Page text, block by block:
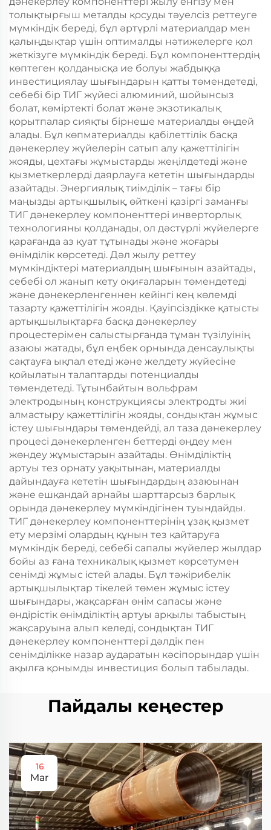
толықтырғыш металды қосуды тәуелсіз реттеуге
мүмкіндік береді, бұл әртүрлі материалдар мен
қалыңдықтар үшін оптималды нәтижелерге қол
жеткізуге мүмкіндік береді. Бұл компоненттердің
көптеген қолданысқа ие болуы жабдыққа
инвестициялау шығындарын қатты төмендетеді,
себебі бір ТИГ жүйесі алюминий, шойынсыз
болат, көміртекті болат және экзотикалық
қорытпалар сияқты бірнеше материалды өңдей
алады. Бұл көпматериалды қабілеттілік басқа
дәнекерлеу жүйелерін сатып алу қажеттілігін
жояды, цехтағы жұмыстарды жеңілдетеді және
қызметкерлерді даярлауға кететін шығындарды
азайтады. Энергиялық тиімділік – тағы бір
маңызды артықшылық, өйткені қазіргі заманғы
ТИГ дәнекерлеу компоненттері инверторлық
технологияны қолданады, ол дәстүрлі жүйелерге
қарағанда аз қуат тұтынады және жоғары
өнімділік көрсетеді. Дәл жылу реттеу
мүмкіндіктері материалдың шығынын азайтады,
себебі ол жанып кету оқиғаларын төмендетеді
және дәнекерленгеннен кейінгі кең көлемді
тазарту қажеттілігін жояды. Қауіпсіздікке қатысты
артықшылықтарға басқа дәнекерлеу
процестерімен салыстырғанда тұман түзілуінің
азаюы жатады, бұл еңбек орнында денсаулықты
сақтауға ықпал етеді және желдету жүйесіне
қойылатын талаптарды потенциалды
төмендетеді. Тұтынбайтын вольфрам
электродының конструкциясы электродты жиі
алмастыру қажеттілігін жояды, сондықтан жұмыс
істеу шығындары төмендейді, ал таза дәнекерлеу
процесі дәнекерленген беттерді өңдеу мен
жөндеу жұмыстарын азайтады. Өнімділіктің
артуы тез орнату уақытынан, материалды
дайындауға кететін шығындардың азаюынан
және ешқандай арнайы шарттарсыз барлық
орында дәнекерлеу мүмкіндігінен туындайды.
ТИГ дәнекерлеу компоненттерінің ұзақ қызмет
ету мерзімі олардың құнын тез қайтаруға
мүмкіндік береді, себебі сапалы жүйелер жылдар
бойы аз ғана техникалық қызмет көрсетумен
сенімді жұмыс істей алады. Бұл тәжірибелік
артықшылықтар тікелей төмен жұмыс істеу
шығындары, жақсарған өнім сапасы және
өндірістік өнімділіктің артуы арқылы табыстың
жақсаруына алып келеді, сондықтан ТИГ
дәнекерлеу компоненттері дәлдік пен
сенімділікке назар аударатын кәсіпорындар үшін
ақылға қонымды инвестиция болып табылады.
Пайдалы кеңестер
16
Mar